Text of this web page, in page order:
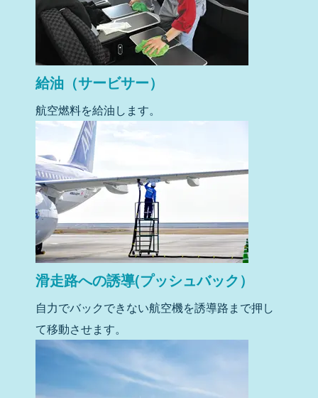
給油（サービサー）
航空燃料を給油します。
滑走路への誘導(プッシュバック）
自力でバックできない航空機を誘導路まで押し
て移動させます。